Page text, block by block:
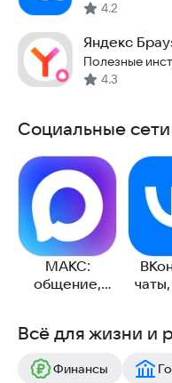
4.2
Яндекс
Полезные
4.3
Социальные
МАКС:
общение,
Всё для жизни и
Финансы